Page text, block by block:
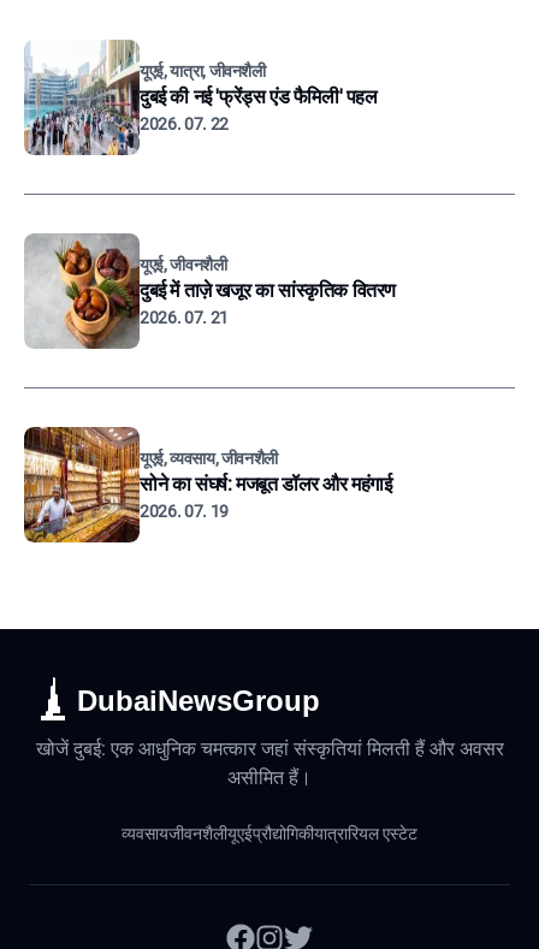
यूएई, यात्रा, जीवनशैली
दुबई की नई 'फ्रेंड्स एंड फैमिली' पहल
2026. 07. 22
यूएई, जीवनशैली
दुबई में ताज़े खजूर का सांस्कृतिक वितरण
2026. 07. 21
यूएई, व्यवसाय, जीवनशैली
सोने का संघर्ष: मजबूत डॉलर और महंगाई
2026. 07. 19
DubaiNewsGroup
खोजें दुबई: एक आधुनिक चमत्कार जहां संस्कृतियां मिलती हैं और अवसर
असीमित हैं।
व्यवसायजीवनशैलीयूएईप्रौद्योगिकीयात्रारियल एस्टेट